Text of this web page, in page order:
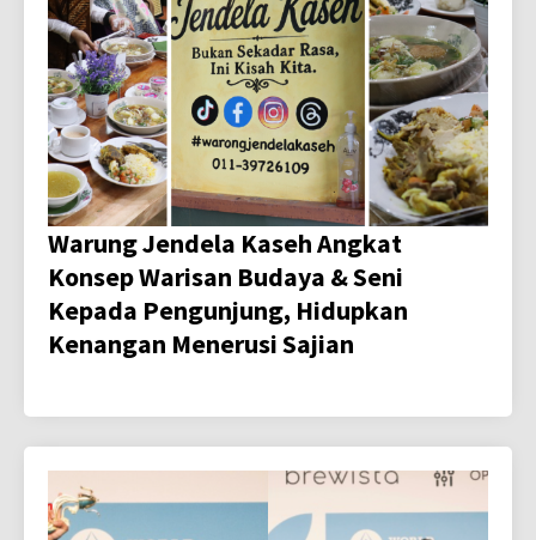
Warung Jendela Kaseh Angkat
Konsep Warisan Budaya & Seni
Kepada Pengunjung, Hidupkan
Kenangan Menerusi Sajian